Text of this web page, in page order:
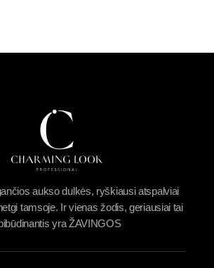
aukso dulkės, ryškiausi atspalviai
tamsoje. Ir vienas žodis, geriausiai tai
yra ŽAVINGOS